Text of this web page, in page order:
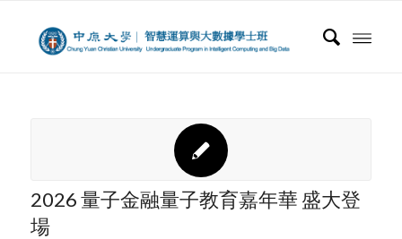
2026 量子金融量子教育嘉年華 盛大登
場